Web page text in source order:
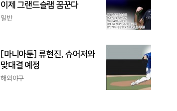
이제 그랜드슬램 꿈꾼다
일반
[마니아툰] 류현진, 슈어저와
맞대결 예정
해외야구